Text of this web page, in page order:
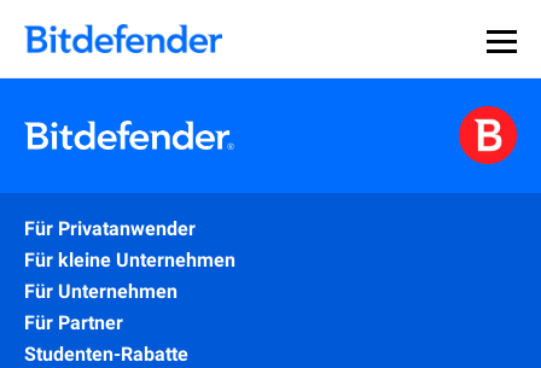
Für Privatanwender
Für kleine Unternehmen
Für Unternehmen
Für Partner
Studenten-Rabatte